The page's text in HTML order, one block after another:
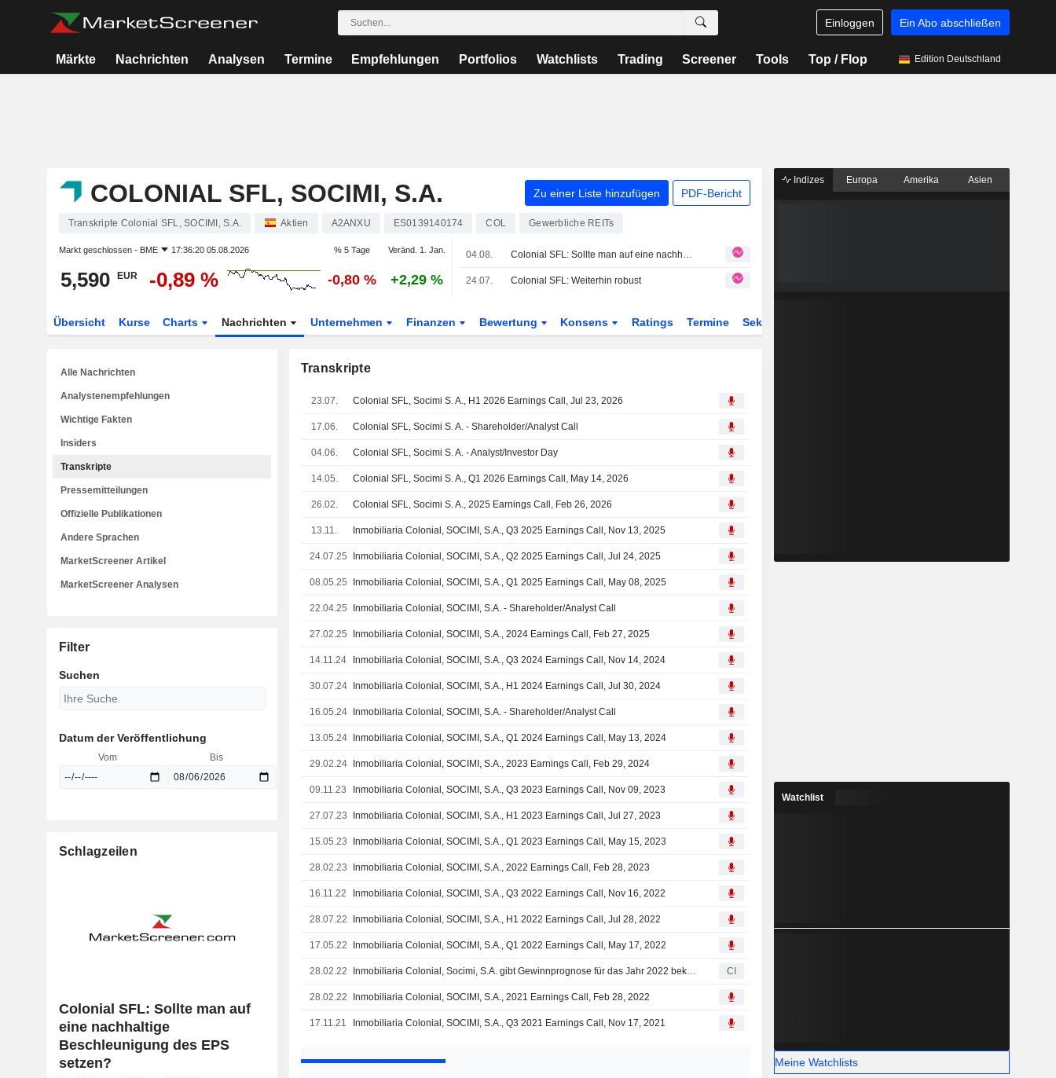
Einloggen Ein Abo abschließen
Märkte Nachrichten Analysen Termine Empfehlungen Portfolios Watchlists Trading Screener Tools Top / Flop Edition Deutschland
COLONIAL SFL, SOCIMI, S.A. Zu einer Liste hinzufügen PDF-Bericht
Transkripte Colonial SFL, SOCIMI, S.A. Aktien A2ANXU ES0139140174 COL Gewerbliche REITs
Markt geschlossen - BME 17:36:20 05.08.2026 % 5 Tage Veränd. 1. Jan.
5,590 EUR -0,89 % -0,80 % +2,29 %
04.08. Colonial SFL: Sollte man auf eine nachhaltige Beschleunigung des EPS setzen?
24.07. Colonial SFL: Weiterhin robust
Übersicht Kurse Charts Nachrichten Unternehmen Finanzen Bewertung Konsens Ratings Termine Sektor
Transkripte
23.07. Colonial SFL, Socimi S. A., H1 2026 Earnings Call, Jul 23, 2026
17.06. Colonial SFL, Socimi S. A. - Shareholder/Analyst Call
04.06. Colonial SFL, Socimi S. A. - Analyst/Investor Day
14.05. Colonial SFL, Socimi S. A., Q1 2026 Earnings Call, May 14, 2026
26.02. Colonial SFL, Socimi S. A., 2025 Earnings Call, Feb 26, 2026
13.11. Inmobiliaria Colonial, SOCIMI, S.A., Q3 2025 Earnings Call, Nov 13, 2025
24.07.25 Inmobiliaria Colonial, SOCIMI, S.A., Q2 2025 Earnings Call, Jul 24, 2025
08.05.25 Inmobiliaria Colonial, SOCIMI, S.A., Q1 2025 Earnings Call, May 08, 2025
22.04.25 Inmobiliaria Colonial, SOCIMI, S.A. - Shareholder/Analyst Call
27.02.25 Inmobiliaria Colonial, SOCIMI, S.A., 2024 Earnings Call, Feb 27, 2025
14.11.24 Inmobiliaria Colonial, SOCIMI, S.A., Q3 2024 Earnings Call, Nov 14, 2024
30.07.24 Inmobiliaria Colonial, SOCIMI, S.A., H1 2024 Earnings Call, Jul 30, 2024
16.05.24 Inmobiliaria Colonial, SOCIMI, S.A. - Shareholder/Analyst Call
13.05.24 Inmobiliaria Colonial, SOCIMI, S.A., Q1 2024 Earnings Call, May 13, 2024
29.02.24 Inmobiliaria Colonial, SOCIMI, S.A., 2023 Earnings Call, Feb 29, 2024
09.11.23 Inmobiliaria Colonial, SOCIMI, S.A., Q3 2023 Earnings Call, Nov 09, 2023
27.07.23 Inmobiliaria Colonial, SOCIMI, S.A., H1 2023 Earnings Call, Jul 27, 2023
15.05.23 Inmobiliaria Colonial, SOCIMI, S.A., Q1 2023 Earnings Call, May 15, 2023
28.02.23 Inmobiliaria Colonial, SOCIMI, S.A., 2022 Earnings Call, Feb 28, 2023
16.11.22 Inmobiliaria Colonial, SOCIMI, S.A., Q3 2022 Earnings Call, Nov 16, 2022
28.07.22 Inmobiliaria Colonial, SOCIMI, S.A., H1 2022 Earnings Call, Jul 28, 2022
17.05.22 Inmobiliaria Colonial, SOCIMI, S.A., Q1 2022 Earnings Call, May 17, 2022
28.02.22 Inmobiliaria Colonial, Socimi, S.A. gibt Gewinnprognose für das Jahr 2022 bekannt CI
28.02.22 Inmobiliaria Colonial, SOCIMI, S.A., 2021 Earnings Call, Feb 28, 2022
17.11.21 Inmobiliaria Colonial, SOCIMI, S.A., Q3 2021 Earnings Call, Nov 17, 2021
Alle Nachrichten
Analystenempfehlungen
Wichtige Fakten
Insiders
Transkripte
Pressemitteilungen
Offizielle Publikationen
Andere Sprachen
MarketScreener Artikel
MarketScreener Analysen
Filter
Suchen
Datum der Veröffentlichung
Vom Bis
Schlagzeilen
Colonial SFL: Sollte man auf
eine nachhaltige
Beschleunigung des EPS
setzen?
Indizes Europa Amerika Asien
Watchlist
Meine Watchlists